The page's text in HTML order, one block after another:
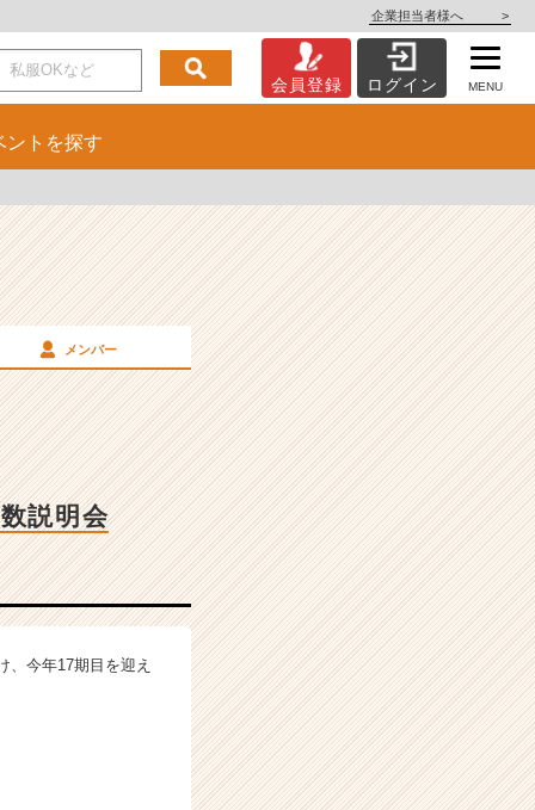
企業担当者様へ >
会員登録 ログイン MENU
ント を探す
メンバー
説明会
、今年17期目を迎え